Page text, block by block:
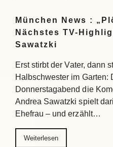
München News :
Nächstes TV-
Sawatzki
Erst stirbt der Vater, dann
Halbschwester im Garten:
Donnerstagabend die
Andrea Sawatzki spielt
Ehefrau – und erzählt…
Weiterlesen